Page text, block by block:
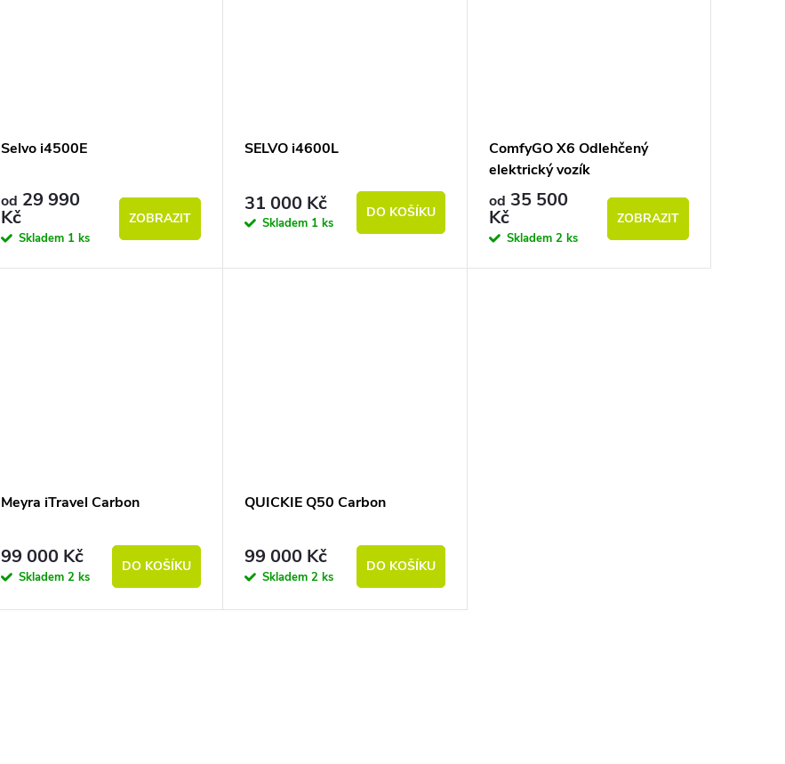
Selvo i4500E
od 29 990
Kč
Skladem 1 ks
ZOBRAZIT
SELVO i4600L
31 000 Kč
Skladem 1 ks
DO KOŠÍKU
ComfyGO X6 Odlehčený
elektrický vozík
od 35 500
Kč
Skladem 2 ks
ZOBRAZIT
Meyra iTravel Carbon
99 000 Kč
Skladem 2 ks
DO KOŠÍKU
QUICKIE Q50 Carbon
99 000 Kč
Skladem2 ks
DO KOŠÍKU